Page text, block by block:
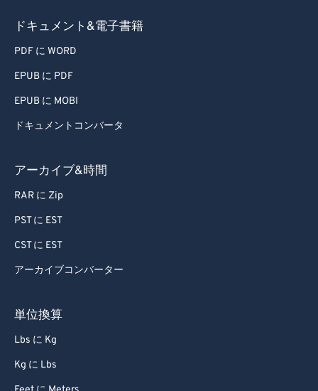
ドキュメント&電子書籍
PDF に WORD
EPUB に PDF
EPUB に MOBI
ドキュメントコンバータ
アーカイブ&時間
RAR に Zip
PST に EST
CST に EST
アーカイブコンバーター
単位換算
Lbs に Kg
Kg に Lbs